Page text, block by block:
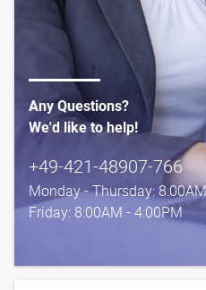
Any Questions?
We'd like to help!
+49-421-48907-766
Monday - Thursday:
Friday: 8:00AM - 4:00PM